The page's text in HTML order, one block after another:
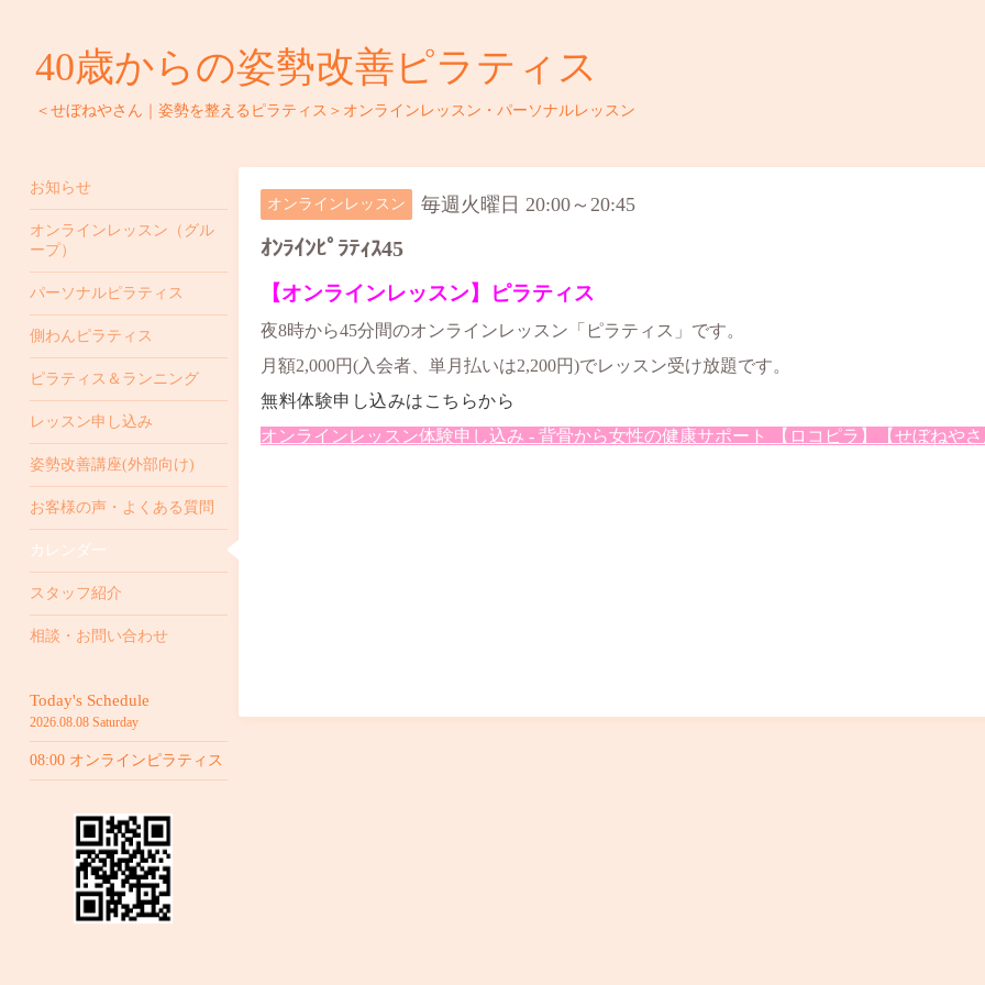
40歳からの姿勢改善ピラティス
＜せぼねやさん｜姿勢を整えるピラティス＞オンラインレッスン・パーソナルレッスン
オンラインレッスン 毎週火曜日 20:00～20:45
ｵﾝﾗｲﾝﾋﾟﾗﾃｨｽ45
【オンラインレッスン】ピラティス
夜8時から45分間のオンラインレッスン「ピラティス」です。
月額2,000円(入会者、単月払いは2,200円)でレッスン受け放題です。
無料体験申し込みはこちらから
オンラインレッスン体験申し込み - 背骨から女性の健康サポート 【ロコピラ】【せぼねやさ
お知らせ
オンラインレッスン（グル
ープ）
パーソナルピラティス
側わんピラティス
ピラティス＆ランニング
レッスン申し込み
姿勢改善講座(外部向け)
お客様の声・よくある質問
カレンダー
スタッフ紹介
相談・お問い合わせ
Today's Schedule
2026.08.08 Saturday
08:00 オンラインピラティス